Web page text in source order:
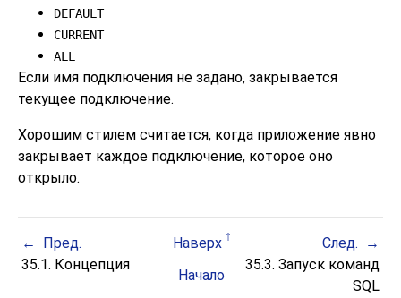
DEFAULT
CURRENT
ALL
Если имя подключения не задано, закрывается
текущее подключение.
Хорошим стилем считается, когда приложение явно
закрывает каждое подключение, которое оно
открыло.
Пред. Наверх
След.
35.1. Концепция
Начало
35.3. Запуск команд
SQL